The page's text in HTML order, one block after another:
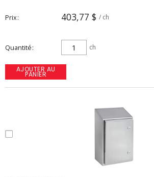
Prix 403,77 $ / ch
Quantité ch
AJOUTER AU
PANIER